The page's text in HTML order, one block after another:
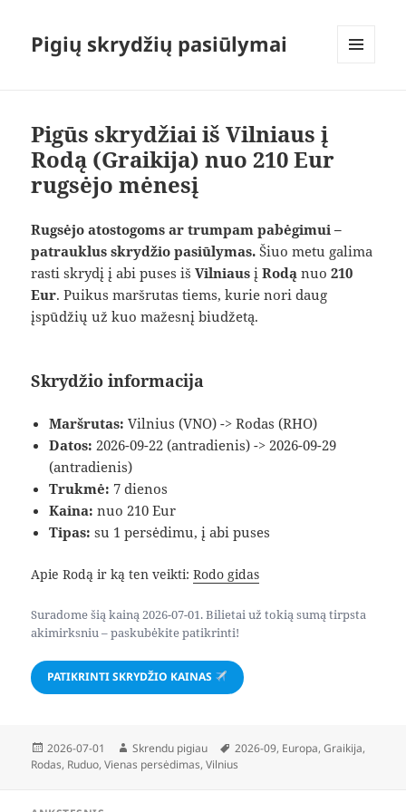
Pigių skrydžių pasiūlymai
Pigūs skrydžiai iš Vilniaus į
Rodą (Graikija) nuo 210 Eur
rugsėjo mėnesį
Rugsėjo atostogoms ar trumpam pabėgimui –
patrauklus skrydžio pasiūlymas. Šiuo metu galima
rasti skrydį į abi puses išVilniaus įRodą nuo210
Eur. Puikus maršrutas tiems, kurie nori daug
įspūdžių už kuo mažesnį biudžetą.
Skrydžio informacija
Maršrutas: Vilnius (VNO) -> Rodas (RHO)
Datos: 2026-09-22 (antradienis) -> 2026-09-29
(antradienis)
Trukmė: 7 dienos
Kaina: nuo 210 Eur
Tipas: su 1 persėdimu, į abi puses
Apie Rodą ir ką ten veikti:Rodo gidas
Suradome šią kainą 2026-07-01. Bilietai už tokią sumą tirpsta
akimirksniu – paskubėkite patikrinti!
PATIKRINTI SKRYDŽIO KAINAS
Paskelbta
2026-07-01 Autorius
Skrendu pigiau Žymos
2026-09, Europa,Graikija,
Rodas, Ruduo,Vienas persėdimas,Vilnius